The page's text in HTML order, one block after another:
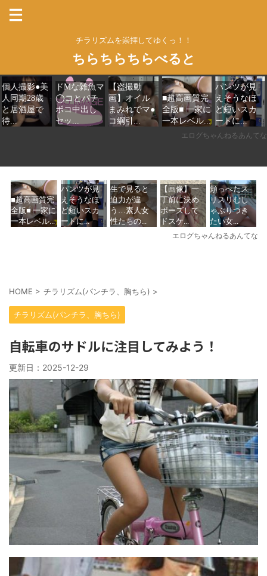
チラリズムを崇拝してゆくっ！！
ちらちらちらべると
HOME > チラリズム(パンチラ、胸ちら) >
チラリズム(パンチラ、胸ちら)
自転車のサドルに注目してみよう！
更新日： 2025-12-29